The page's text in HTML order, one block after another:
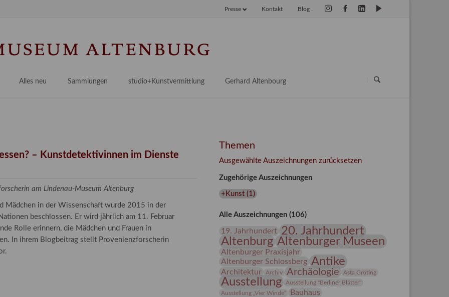
Blog
Kontakt
Presse
& Editionen
Alles neu Sammlungen
Malerei 17.–19. Jh.
Restaurierung
Forschung
studio+Kunstvermittlung
Angebote für Erwachsene
Gerhard Altenbourg
– Kunstdetektivinnen im Dienste
am Lindenau-Museum Altenburg
Mädchen in der Wissenschaft wurde 2015 in der
beschlossen. Er wird jährlich am 11. Februar
Rolle erinnern, die Mädchen und Frauen in
In ihrem Blogbeitrag stellt Provenienzforscherin
Themen
Ausgewählte Auszeichnungen zurücksetzen
Zugehörige Auszeichnungen
+Kunst(1 )
Alle Auszeichnungen (106)
19. Jahrhundert 20. Jahrhundert
Altenburg Altenburger Museen
Altenburger Praxisjahr
Altenburger Schlossberg Antike
Architektur Archiv Archäologie Asta Gröting
Ausstellung
Ausstellung "Berliner Blätter"
Ausstellung „Vier Winde“
Bauhaus